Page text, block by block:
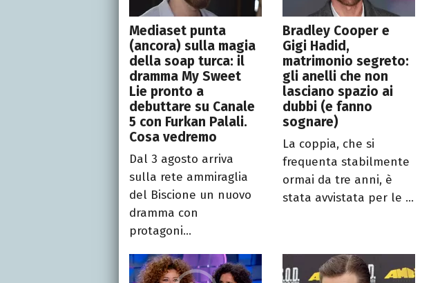
Mediaset punta
(ancora) sulla magia
della soap turca: il
dramma My Sweet
Lie pronto a
debuttare su Canale
5 con Furkan Palali.
Cosa vedremo
Dal 3 agosto arriva
sulla rete ammiraglia
del Biscione un nuovo
dramma con
protagoni...
Bradley Cooper e
Gigi Hadid,
matrimonio segreto:
gli anelli che non
lasciano spazio ai
dubbi (e fanno
sognare)
La coppia, che si
frequenta stabilmente
ormai da tre anni, è
stata avvistata per le ...